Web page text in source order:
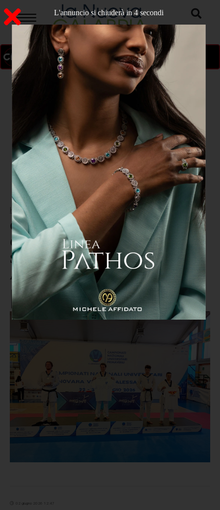
ON AIR
Home > SPORT
Orgoglio catanzarese ai
Campionati Universitari: Samuel
Scarfone conquista il bronzo ad
Alessandria
02 giugno 2026 12:47
L'annuncio si chiuderà in 3 secondi